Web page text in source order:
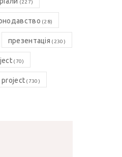
(227)
(28)
презентація (230)
(70)
project (730)